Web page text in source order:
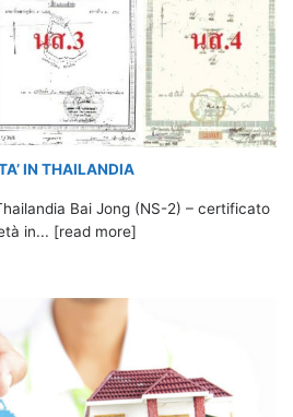
IN THAILANDIA
Bai Jong (NS-2) – certificato
in... [read more]